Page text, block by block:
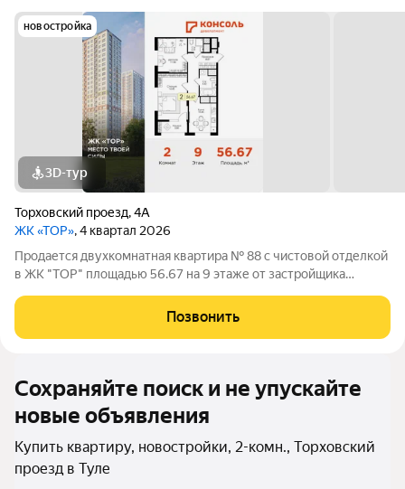
новостройка
3D-тур
Торховский проезд,4А
ЖК «ТОР», 4 квартал 2026
Продается двухкомнатная квартира № 88 с чистовой отделкой
в ЖК "ТОР" площадью 56.67 на 9 этаже от застройщика
повышенный уровень комфортности комфорт плюс. Он
подразумевает светлые просторные
Позвонить
Сохраняйте поиск и не упускайте
новые объявления
Купить квартиру, новостройки, 2-комн., Торховский
проезд в Туле